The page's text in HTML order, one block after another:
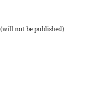
(will not be published)